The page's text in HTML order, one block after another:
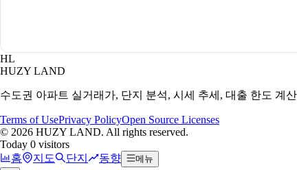
HL
HUZY LAND
수도권 아파트 실거래가, 단지 분석, 시세 추세, 대출 한도 계
Terms of UsePrivacy PolicyOpen Source Licenses
© 2026 HUZY LAND. All rights reserved.
Today 0 visitors
홈
지도 단지 동향 메뉴